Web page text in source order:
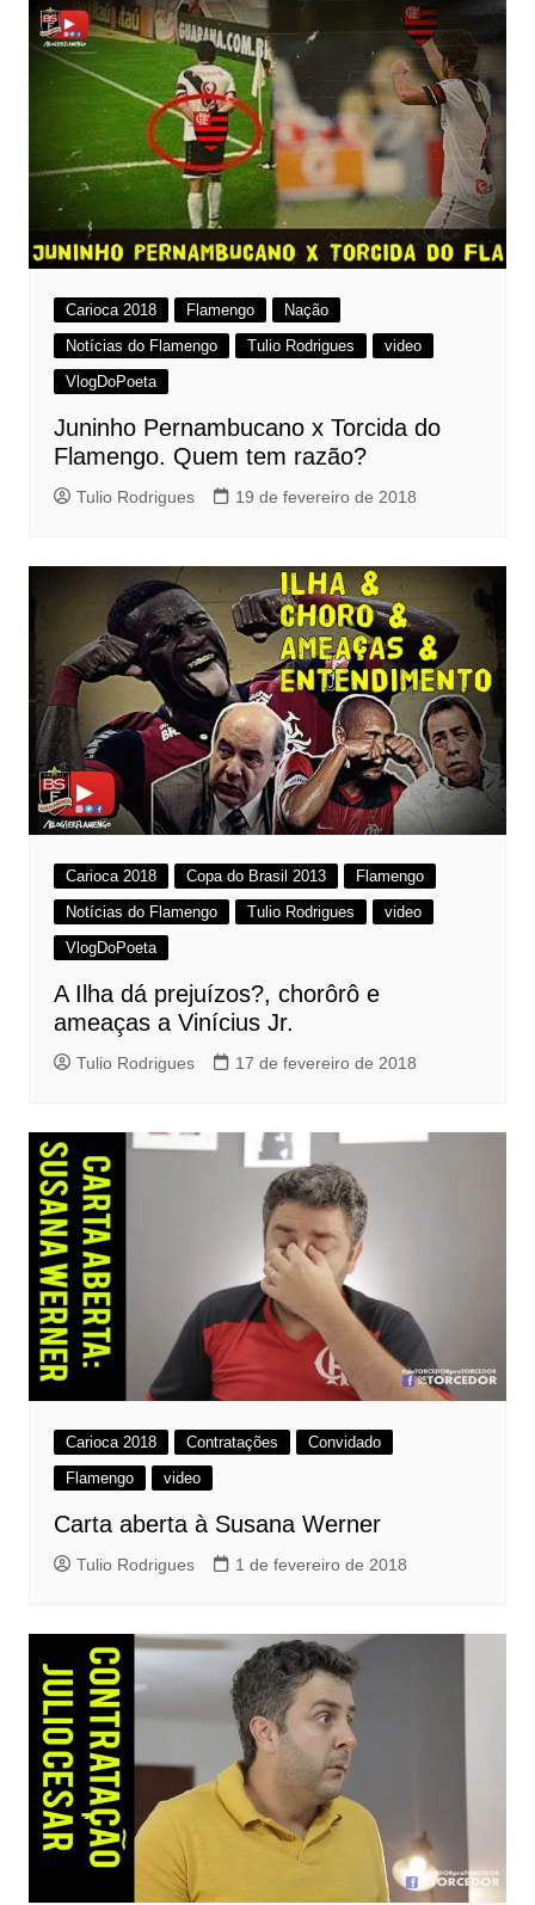
Carioca 2018 Flamengo
Nação
Notícias do Flamengo
Tulio Rodrigues
video
VlogDoPoeta
Juninho Pernambucano x Torcida do
Flamengo. Quem tem razão?
Tulio Rodrigues 19 de fevereiro de 2018
Carioca 2018 Copa do Brasil 2013
Flamengo
Notícias do Flamengo
Tulio Rodrigues
video
VlogDoPoeta
A Ilha dá prejuízos?, chorôrô e
ameaças a Vinícius Jr.
Tulio Rodrigues 17 de fevereiro de 2018
Carioca 2018 Contratações
Convidado
Flamengo
video
Carta aberta à Susana Werner
Tulio Rodrigues 1 de fevereiro de 2018